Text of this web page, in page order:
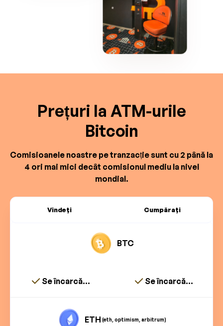
Prețuri la ATM-urile
Bitcoin
Comisioanele noastre pe tranzacție sunt cu 2 până la
4 ori mai mici decât comisionul mediu la nivel
mondial.
Vindeți Cumpărați
BTC
Se încarcă... Se încarcă...
ETH (eth, optimism, arbitrum)